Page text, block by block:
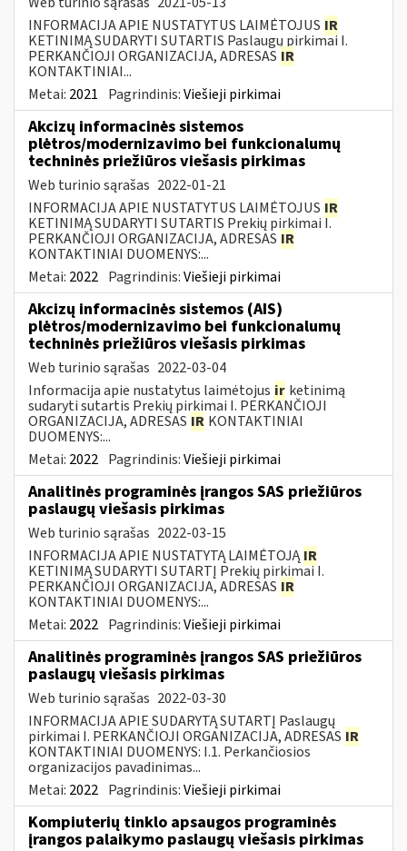
INFORMACIJA APIE NUSTATYTUS LAIMĖTOJUS IR
KETINIMĄ SUDARYTI SUTARTIS Paslaugų pirkimai I.
PERKANČIOJI ORGANIZACIJA, ADRESAS IR
KONTAKTINIAI...
Metai: 2021 Pagrindinis:Viešieji pirkimai
Akcizų informacinės sistemos
plėtros/modernizavimo bei funkcionalumų
techninės priežiūros viešasis pirkimas
Web turinio sąrašas 2022-01-21
INFORMACIJA APIE NUSTATYTUS LAIMĖTOJUS IR
KETINIMĄ SUDARYTI SUTARTIS Prekių pirkimai I.
PERKANČIOJI ORGANIZACIJA, ADRESAS IR
KONTAKTINIAI DUOMENYS:...
Metai: 2022 Pagrindinis:Viešieji pirkimai
Akcizų informacinės sistemos (AIS)
plėtros/modernizavimo bei funkcionalumų
techninės priežiūros viešasis pirkimas
Web turinio sąrašas 2022-03-04
Informacija apie nustatytus laimėtojus ir ketinimą
sudaryti sutartis Prekių pirkimai I. PERKANČIOJI
ORGANIZACIJA, ADRESAS IR KONTAKTINIAI
DUOMENYS:...
Metai: 2022 Pagrindinis:Viešieji pirkimai
Analitinės programinės įrangos SAS priežiūros
paslaugų viešasis pirkimas
Web turinio sąrašas 2022-03-15
INFORMACIJA APIE NUSTATYTĄ LAIMĖTOJĄIR
KETINIMĄ SUDARYTI SUTARTĮ Prekių pirkimai I.
PERKANČIOJI ORGANIZACIJA, ADRESAS IR
KONTAKTINIAI DUOMENYS:...
Metai: 2022 Pagrindinis:Viešieji pirkimai
Analitinės programinės įrangos SAS priežiūros
paslaugų viešasis pirkimas
Web turinio sąrašas 2022-03-30
INFORMACIJA APIE SUDARYTĄ SUTARTĮ Paslaugų
pirkimai I. PERKANČIOJI ORGANIZACIJA, ADRESAS IR
KONTAKTINIAI DUOMENYS: I.1. Perkančiosios
organizacijos pavadinimas...
Metai: 2022 Pagrindinis:Viešieji pirkimai
Kompiuterių tinklo apsaugos programinės
įrangos palaikymo paslaugų viešasis pirkimas